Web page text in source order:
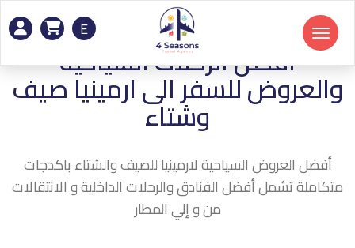
E Toggle navigation
افضل الرحلات السياحية
والعروض للسفر الى ارمينيا صيف
وشتاء
أفضل العروض السياحية لارمينيا للصيف والشتاء باكدجات
متكاملة تشمل أفضل الفنادق والرحلات الداخلية و الانتقالات
من و إلي المطار